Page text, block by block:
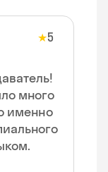
★5
много
именно